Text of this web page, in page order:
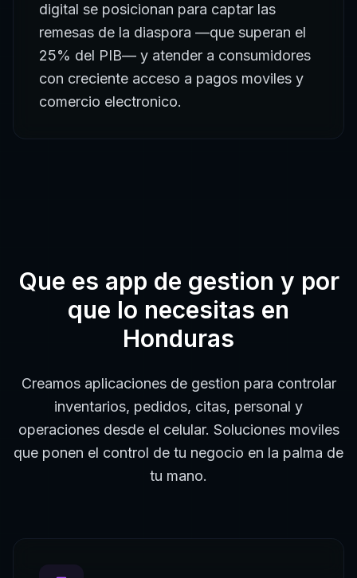
digital se posicionan para captar las
remesas de la diaspora —que superan el
25% del PIB— y atender a consumidores
con creciente acceso a pagos moviles y
comercio electronico.
Que es app de gestion y por
que lo necesitas en
Honduras
Creamos aplicaciones de gestion para controlar
inventarios, pedidos, citas, personal y
operaciones desde el celular. Soluciones moviles
que ponen el control de tu negocio en la palma de
tu mano.